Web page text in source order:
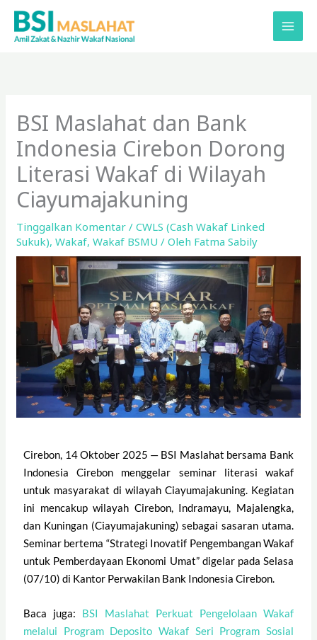
Lewati
konten
BSI Maslahat dan Bank
Indonesia Cirebon Dorong
Literasi Wakaf di Wilayah
Ciayumajakuning
Tinggalkan Komentar /CWLS (Cash Wakaf Linked
Sukuk),Wakaf,Wakaf BSMU / Oleh Fatma Sabily
Cirebon, 14 Oktober 2025 — BSI Maslahat bersama Bank
Indonesia Cirebon menggelar seminar literasi wakaf
untuk masyarakat di wilayah Ciayumajakuning. Kegiatan
ini mencakup wilayah Cirebon, Indramayu, Majalengka,
dan Kuningan (Ciayumajakuning) sebagai sasaran utama.
Seminar bertema “Strategi Inovatif Pengembangan Wakaf
untuk Pemberdayaan Ekonomi Umat” digelar pada Selasa
(07/10) di Kantor Perwakilan Bank Indonesia Cirebon.
Baca juga: BSI Maslahat Perkuat Pengelolaan Wakaf
melalui Program Deposito Wakaf Seri Program Sosial